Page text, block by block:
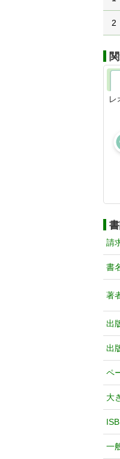
2
請
書
著
出
出
ペ
大
一